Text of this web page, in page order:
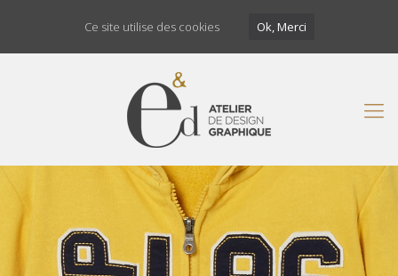
Ce site utilise des cookies Ok, Merci